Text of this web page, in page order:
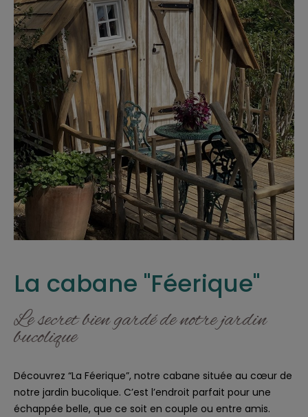
La cabane "Féerique"
Le secret bien gardé de notre jardin
bucolique
Découvrez “La Féerique”, notre cabane située au cœur de
notre jardin bucolique. C’est l’endroit parfait pour une
échappée belle, que ce soit en couple ou entre amis.